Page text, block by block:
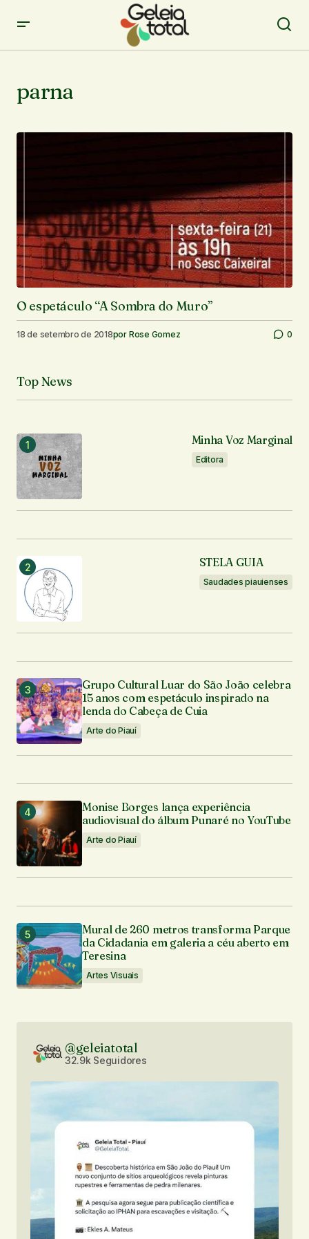
parna
O espetáculo “A Sombra do Muro”
18 de setembro de 2018por Rose Gomez 0
Top News
Minha Voz Marginal
Editora
STELA GUIA
Saudades piauienses
Grupo Cultural Luar do São João celebra
15 anos com espetáculo inspirado na
lenda do Cabeça de Cuia
Arte do Piauí
Monise Borges lança experiência
audiovisual do álbum Punaré no YouTube
Arte do Piauí
Mural de 260 metros transforma Parque
da Cidadania em galeria a céu aberto em
Teresina
Artes Visuais
@geleiatotal
32.9k Seguidores